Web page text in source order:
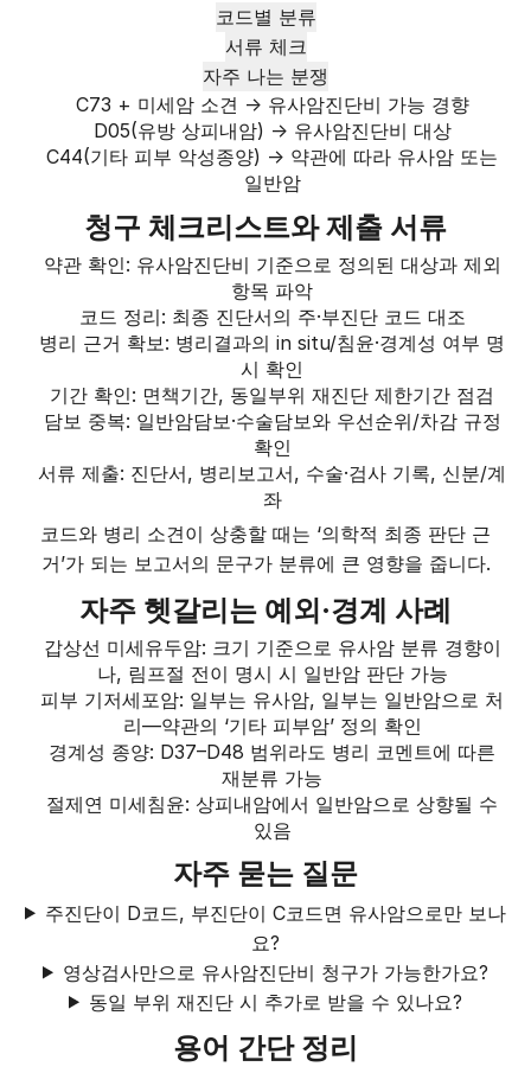
코드별 분류
서류 체크
자주 나는 분쟁
C73 + 미세암 소견 → 유사암진단비 가능 경향
D05(유방 상피내암) → 유사암진단비 대상
C44(기타 피부 악성종양) → 약관에 따라 유사암 또는
일반암
청구 체크리스트와 제출 서류
약관 확인: 유사암진단비 기준으로 정의된 대상과 제외
항목 파악
코드 정리: 최종 진단서의 주·부진단 코드 대조
병리 근거 확보: 병리결과의 in situ/침윤·경계성 여부 명
시 확인
기간 확인: 면책기간, 동일부위 재진단 제한기간 점검
담보 중복: 일반암담보·수술담보와 우선순위/차감 규정
확인
서류 제출: 진단서, 병리보고서, 수술·검사 기록, 신분/계
좌
코드와 병리 소견이 상충할 때는 ‘의학적 최종 판단 근
거’가 되는 보고서의 문구가 분류에 큰 영향을 줍니다.
자주 헷갈리는 예외·경계 사례
갑상선 미세유두암: 크기 기준으로 유사암 분류 경향이
나, 림프절 전이 명시 시 일반암 판단 가능
피부 기저세포암: 일부는 유사암, 일부는 일반암으로 처
리—약관의 ‘기타 피부암’ 정의 확인
경계성 종양: D37–D48 범위라도 병리 코멘트에 따른
재분류 가능
절제연 미세침윤: 상피내암에서 일반암으로 상향될 수
있음
자주 묻는 질문
주진단이 D코드, 부진단이 C코드면 유사암으로만 보나
요?
영상검사만으로 유사암진단비 청구가 가능한가요?
동일 부위 재진단 시 추가로 받을 수 있나요?
용어 간단 정리